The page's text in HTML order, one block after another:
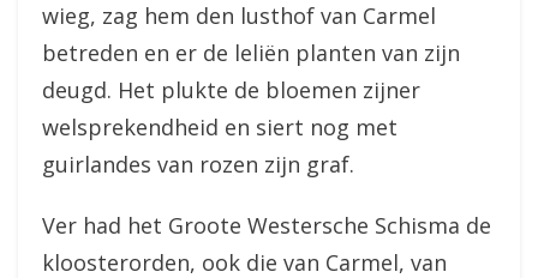
wieg, zag hem den lusthof van Carmel
betreden en er de leliën planten van zijn
deugd. Het plukte de bloemen zijner
welsprekendheid en siert nog met
guirlandes van rozen zijn graf.
Ver had het Groote Westersche Schisma de
kloosterorden, ook die van Carmel, van